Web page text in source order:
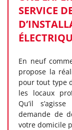
SERVICE
En neuf
propose la
pour tout type
les locaux
Qu’il
demande de
votre domicile